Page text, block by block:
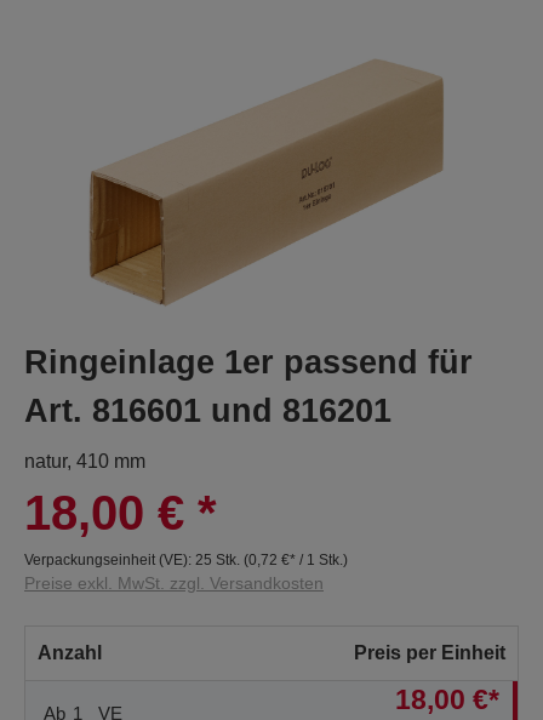
Ringeinlage 1er passend für
Art. 816601 und 816201
natur, 410 mm
18,00 € *
Verpackungseinheit (VE): 25 Stk. (0,72 €* / 1 Stk.)
Preise exkl. MwSt. zzgl. Versandkosten
Anzahl Preis per Einheit
Ab 1 VE 18,00 €*